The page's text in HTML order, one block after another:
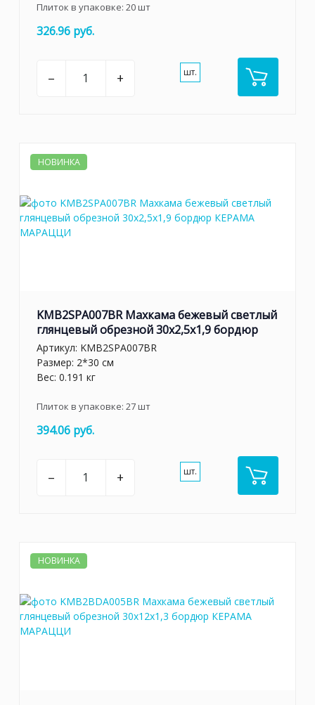
Плиток в упаковке: 20шт
326.96 руб.
– + шт.
НОВИНКА
KMB2SPA007BR Махкама бежевый светлый
глянцевый обрезной 30x2,5x1,9 бордюр
Артикул: KMB2SPA007BR
Размер: 2*30 см
Вес: 0.191 кг
Плиток в упаковке: 27шт
394.06 руб.
– + шт.
НОВИНКА